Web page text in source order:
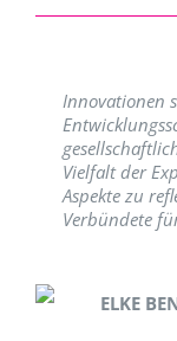
Innovationen
Vielfalt der
Aspekte zu
Verbündete
ELKE